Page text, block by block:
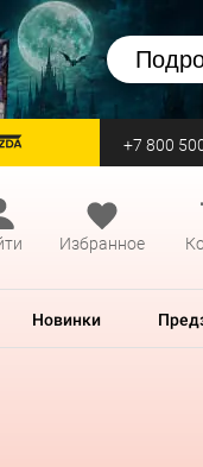
перейти на Zvezda +7 800
Избранное
Новинки